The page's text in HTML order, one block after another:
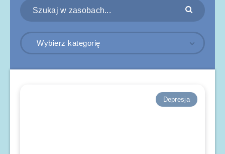
Wybierz kategorię
Depresja